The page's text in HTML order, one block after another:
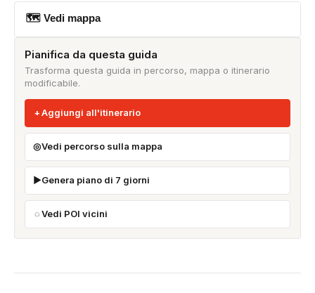
🗺 Vedi mappa
Pianifica da questa guida
Trasforma questa guida in percorso, mappa o itinerario
modificabile.
Aggiungi all'itinerario
Vedi percorso sulla mappa
Genera piano di 7 giorni
Vedi POI vicini